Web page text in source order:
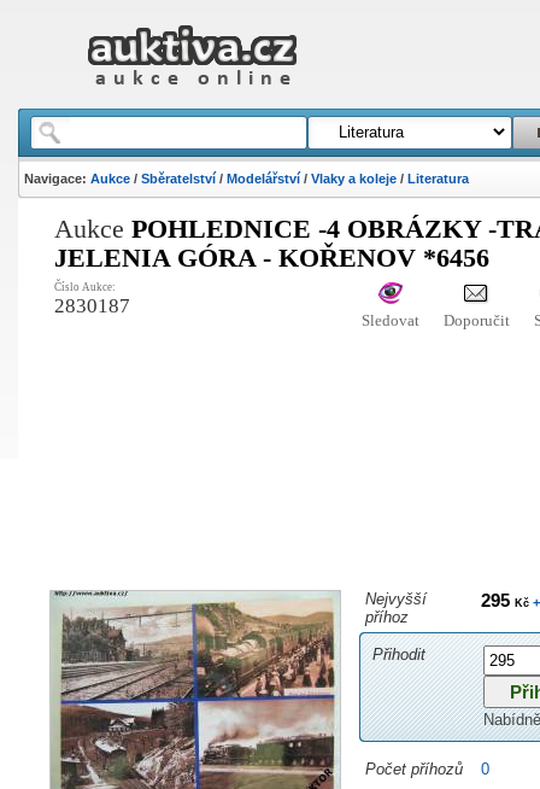
Navigace: Aukce/ Sběratelství/ Modelářství/ Vlaky a koleje/ Literatura
Aukce POHLEDNICE -4 OBRÁZKY -
JELENIA GÓRA - KOŘENOV *6456
Číslo Aukce:
2830187
Sledovat Doporučit
Nejvyšší
příhoz
295 Kč+
Přihodit
Počet příhozů
0